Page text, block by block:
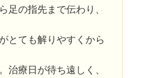
足の指先まで伝わり、
とても解りやすくから
治療日が待ち遠しく、